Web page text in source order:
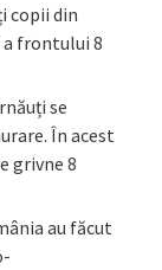
copii din
a frontului 8
se
În acest
grivne 8
au făcut